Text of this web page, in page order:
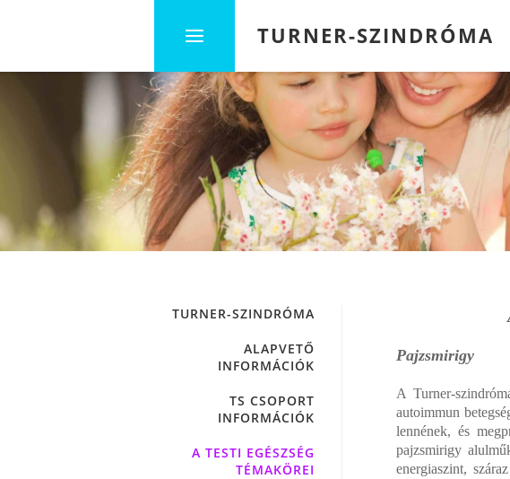
TURNER-SZINDRÓMA
TURNER-SZINDRÓMA
ALAPVETŐ
INFORMÁCIÓK
TS CSOPORT
INFORMÁCIÓK
A TESTI EGÉSZSÉG
TÉMAKÖREI
Pajzsmirigy
A Turner-
autoimmun
lennének, és
pajzsmirigy
energiaszint,